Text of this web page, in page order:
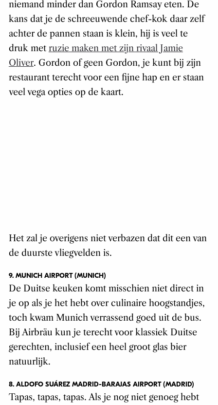
niemand minder dan Gordon Ramsay eten. De
kans dat je de schreeuwende chef-kok daar zelf
achter de pannen staan is klein, hij is veel te
druk met ruzie maken met zijn rivaal Jamie
Oliver. Gordon of geen Gordon, je kunt bij zijn
restaurant terecht voor een fijne hap en er staan
veel vega opties op de kaart.
Het zal je overigens niet verbazen dat dit een van
de duurste vliegvelden is.
9. MUNICH AIRPORT (MUNICH)
De Duitse keuken komt misschien niet direct in
je op als je het hebt over culinaire hoogstandjes,
toch kwam Munich verrassend goed uit de bus.
Bij Airbräu kun je terecht voor klassiek Duitse
gerechten, inclusief een heel groot glas bier
natuurlijk.
8. ALDOFO SUÁREZ MADRID-BARAJAS AIRPORT (MADRID)
Tapas, tapas, tapas. Als je nog niet genoeg hebt